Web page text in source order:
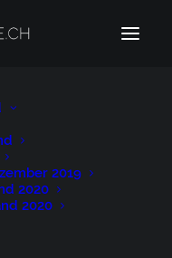
2019
2020
2020
Säntisbahn